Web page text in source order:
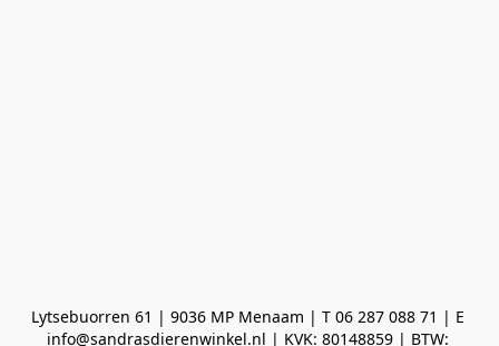
Lytsebuorren 61 | 9036 MP Menaam | T 06 287 088 71 | E
info@sandrasdierenwinkel.nl | KVK: 80148859 | BTW: